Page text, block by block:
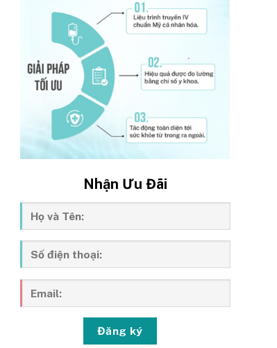
Nhận Ưu Đãi
Đăng ký